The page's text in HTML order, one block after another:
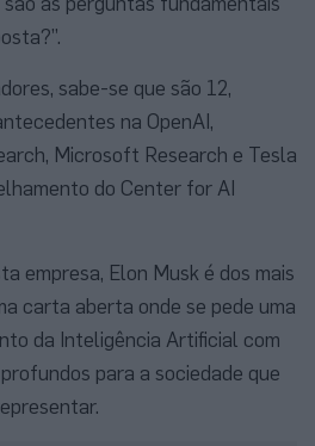
sabe-se que são 12,
na OpenAI,
Microsoft Research e Tesla
do Center for AI
empresa, Elon Musk é dos mais
carta aberta onde se pede uma
da Inteligência Artificial com
para a sociedade que